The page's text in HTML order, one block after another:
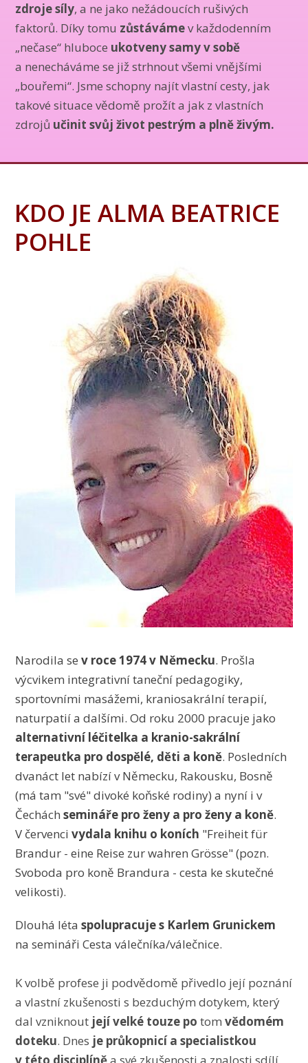
zdroje síly, a ne jako nežádoucích rušivých
faktorů. Díky tomu zůstávámev každodenním
„nečase“ hluboce ukotveny samy v sobě
a nenecháváme se již strhnout všemi vnějšími
„bouřemi“. Jsme schopny najít vlastní cesty, jak
takové situace vědomě prožít a jak z vlastních
zdrojů učinit svůj život pestrým a plně živým.
KDO JE ALMA BEATRICE
POHLE
Narodila sev roce 1974 v Německu. Prošla
výcvikem integrativní taneční pedagogiky,
sportovními masážemi, kraniosakrální terapií,
naturpatií a dalšími. Od roku 2000 pracuje jako
alternativní léčitelka a kranio-sakrální
terapeutka pro dospělé, děti a koně. Posledních
dvanáct let nabízí v Německu, Rakousku, Bosně
(má tam "své" divoké koňské rodiny) a nyní i v
Čecháchsemináře pro ženy a pro ženy a koně.
V červencivydala knihu o koních "Freiheit für
Brandur - eine Reise zur wahren Grösse" (pozn.
Svoboda pro koně Brandura - cesta ke skutečné
velikosti).
Dlouhá létaspolupracuje s Karlem Grunickem
na semináři Cesta válečníka/válečnice.
K volbě profese ji podvědomě přivedlo její poznání
a vlastní zkušenosti s bezduchým dotykem, který
dal vzniknout její velké touze po tomvědomém
doteku. Dnes je průkopnicí a specialistkou